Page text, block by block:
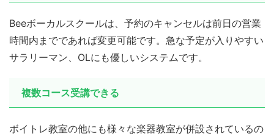
Beeボーカルスクールは、予約のキャンセルは前日の営業
時間内までであれば変更可能です。急な予定が入りやすい
サラリーマン、OLにも優しいシステムです。
複数コース受講できる
ボイトレ教室の他にも様々な楽器教室が併設されているの